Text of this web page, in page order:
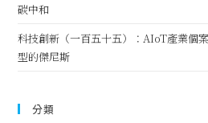
碳中和
科技創新（一百五十五）：AIoT產業個
型的傑尼斯
分類